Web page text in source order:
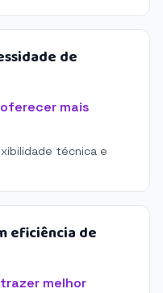
de
mais
técnica e
eficiência de
melhor